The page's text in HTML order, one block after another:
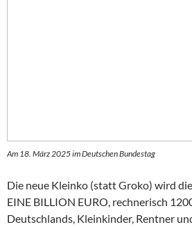
Am 18. März 2025 im Deutschen Bundestag
Die neue Kleinko (statt Groko) wird
EINE BILLION EURO, rechnerisch
Deutschlands, Kleinkinder, Rentner